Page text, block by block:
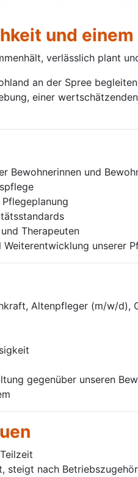
und einem
verlässlich plant
an der Spree
einer
Bewohnerinnen und
Therapeuten
unserer
Altenpfleger (m/w/
gegenüber unseren
steigt nach